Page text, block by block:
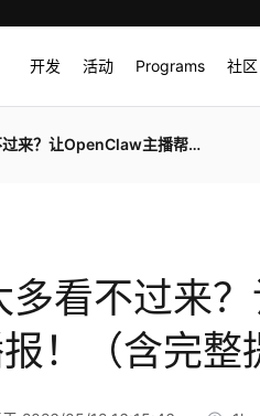
开发 活动 Programs 社区
主播帮我每日播报！（含完整提示词）
多看不过来
！（含完整